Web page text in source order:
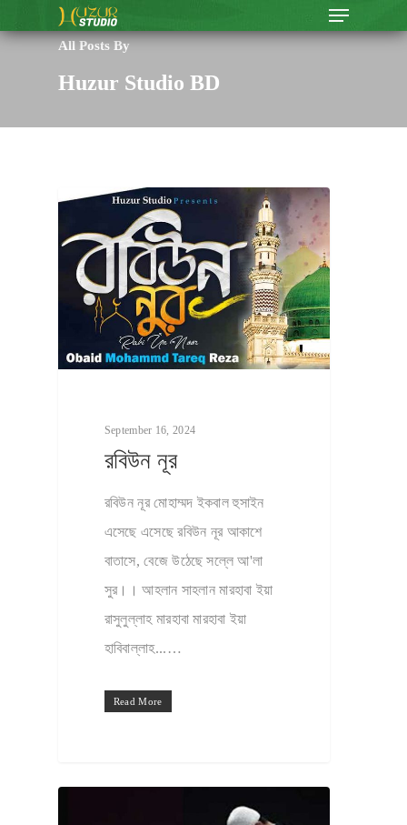
All Posts By
Huzur Studio BD
September 16, 2024
রবিউন নূর
রবিউন নূর মোহাম্মদ ইকবাল হুসাইন
এসেছে এসেছে রবিউন নূর আকাশে
বাতাসে, বেজে উঠেছে সল্লে আ'লা
সুর।। আহলান সাহলান মারহাবা ইয়া
রাসুলুল্লাহ মারহাবা মারহাবা ইয়া
হাবিবাল্লাহ...…
Read More